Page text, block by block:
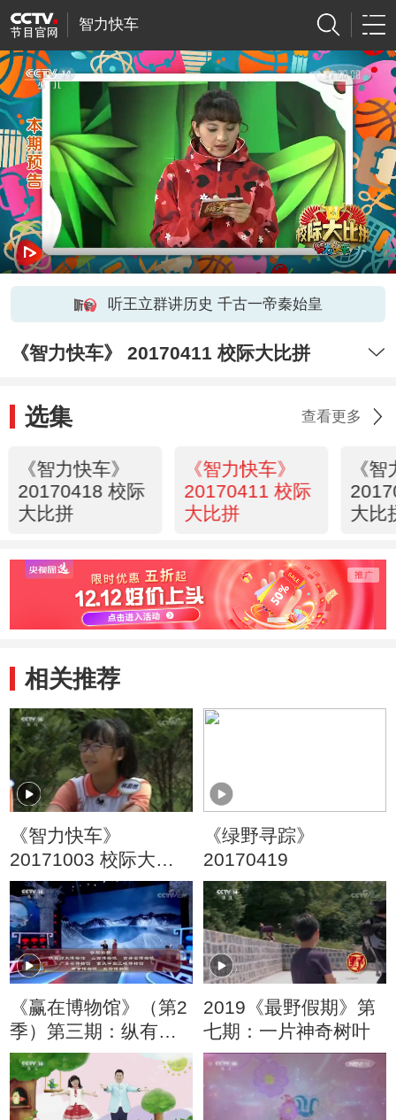
智力快车
听王立群讲历史 千古一帝秦始皇
《智力快车》 20170411 校际大比拼
选集 查看更多
《智力快车》
20170418 校际
大比拼
《智力快车》
20170411 校际
大比拼
《
大比
相关推荐
《智力快车》
20171003 校际大比
拼
《绿野寻踪》
20170419
《赢在博物馆》（第2
季）第三期：纵有千
古横有八荒，看我吉
林少年郎
2019《最野假期》第
七期：一片神奇树叶